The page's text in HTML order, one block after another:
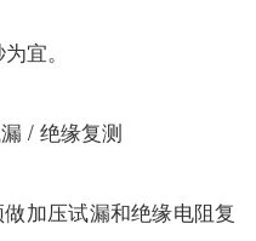
宜。
/ 绝缘复测
加压试漏和绝缘电阻复